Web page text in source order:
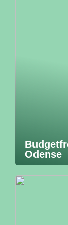
Odense